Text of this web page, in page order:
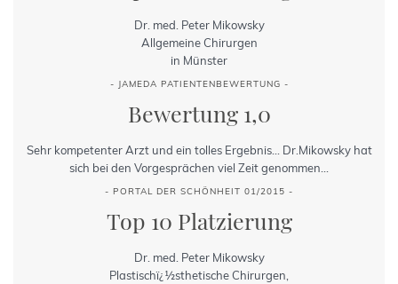
Dr. med. Peter Mikowsky
Allgemeine Chirurgen
in Münster
- JAMEDA PATIENTENBEWERTUNG -
Bewertung 1,0
Sehr kompetenter Arzt und ein tolles Ergebnis... Dr.Mikowsky hat
sich bei den Vorgesprächen viel Zeit genommen...
- PORTAL DER SCHÖNHEIT 01/2015 -
Top 10 Platzierung
Dr. med. Peter Mikowsky
Plastischï¿½sthetische Chirurgen,